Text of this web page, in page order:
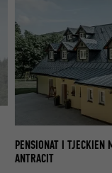
PENSIONAT I
ANTRACIT